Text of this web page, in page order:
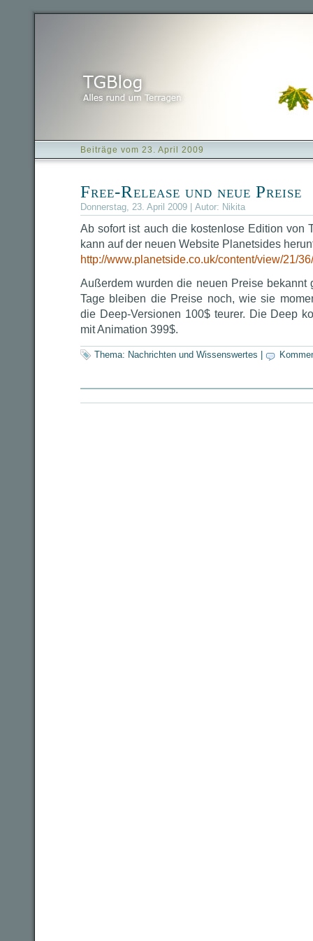
Beiträge vom 23. April 2009
Free-Release und neue Preise
Donnerstag, 23. April 2009 | Autor: Nikita
Ab sofort ist auch die kostenlose Edition von
kann auf der neuen Website Planetsides
http://www.planetside.co.uk/content/view/21/36/
Außerdem wurden die neuen Preise bekannt
Tage bleiben die Preise noch, wie sie
die Deep-Versionen 100$ teurer. Die Deep
mit Animation 399$.
Thema: Nachrichten und Wissenswertes